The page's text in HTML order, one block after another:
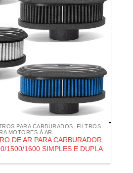
PARA CARBURADOS
FILTROS
MOTORES Á AR
DE AR PARA CARBURADOR
1500/1600 SIMPLES E DUPLA